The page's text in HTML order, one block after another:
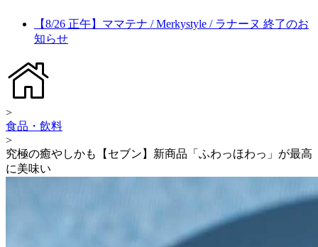
【8/26 正午】ママテナ / Merkystyle / ラナーヌ 終了のお
知らせ
>
食品・飲料
>
究極の癒やしかも【セブン】新商品「ふわっほわっ」が最高
に美味い